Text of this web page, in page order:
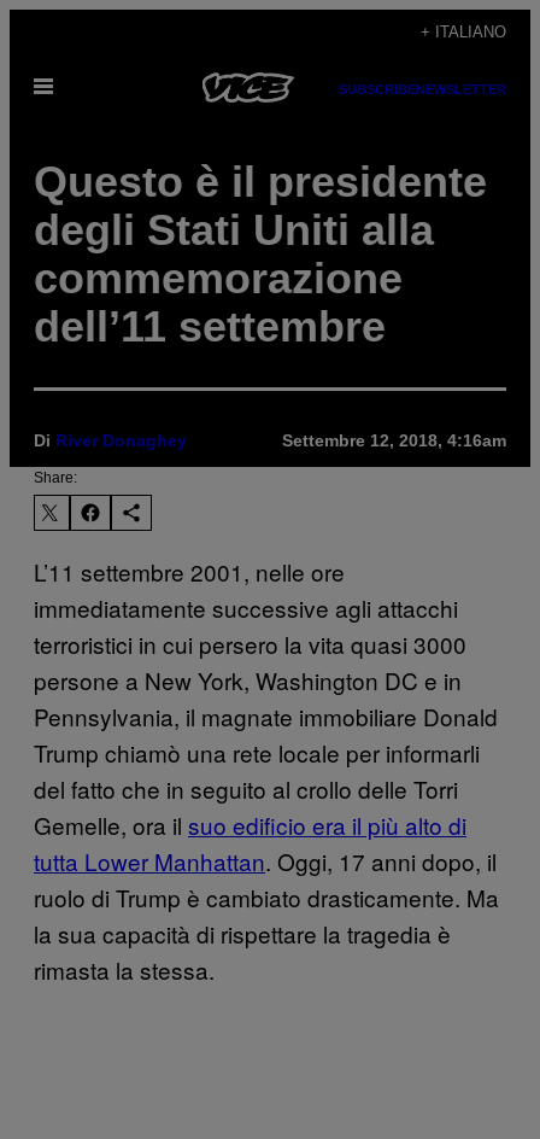
contenuto
+ ITALIANO
Apri
SUBSCRIBENEWSLETTER
Questo è il presidente
degli Stati Uniti alla
commemorazione
dell’11 settembre
Di River Donaghey Settembre 12, 2018, 4:16am
Share:
L’11 settembre 2001, nelle ore
immediatamente successive agli attacchi
terroristici in cui persero la vita quasi 3000
persone a New York, Washington DC e in
Pennsylvania, il magnate immobiliare Donald
Trump chiamò una rete locale per informarli
del fatto che in seguito al crollo delle Torri
Gemelle, ora il suo edificio era il più alto di
tutta Lower Manhattan. Oggi, 17 anni dopo, il
ruolo di Trump è cambiato drasticamente. Ma
la sua capacità di rispettare la tragedia è
rimasta la stessa.